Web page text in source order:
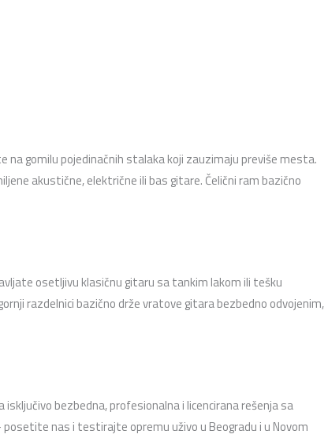
na gomilu pojedinačnih stalaka koji zauzimaju previše mesta.
akustične,električne ili bas gitare. Čelični ram bazično
osetljivu klasičnu gitaru sa tankim lakom ili tešku
razdelnici bazično drže vratove gitara bezbedno odvojenim,
isključivo bezbedna,profesionalna i licencirana rešenja sa
posetite nas i testirajte opremu uživo u Beogradu i u Novom